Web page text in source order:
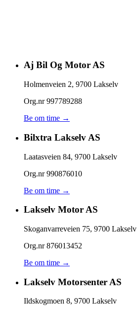
Aj Bil Og Motor AS
Holmenveien 2, 9700 Lakselv
Org.nr997789288
Be om time →
Bilxtra Lakselv AS
Laatasveien 84, 9700 Lakselv
Org.nr990876010
Be om time →
Lakselv Motor AS
Skoganvarreveien 75, 9700 Lakselv
Org.nr876013452
Be om time →
Lakselv Motorsenter AS
Ildskogmoen 8, 9700 Lakselv